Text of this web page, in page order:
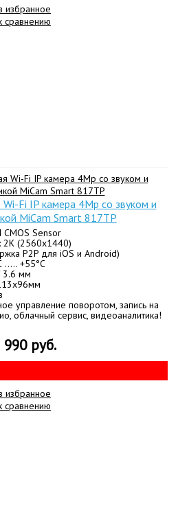
избранное
сравнению
Fi IP камера 4Mp со звуком и
MiCam Smart 817TP
Sensor
2K (2560x1440)
P2P для iOS и Android)
….. +55°С
3.6 мм
управление поворотом, запись на
облачный сервис, видеоаналитика!
990 руб.
избранное
сравнению